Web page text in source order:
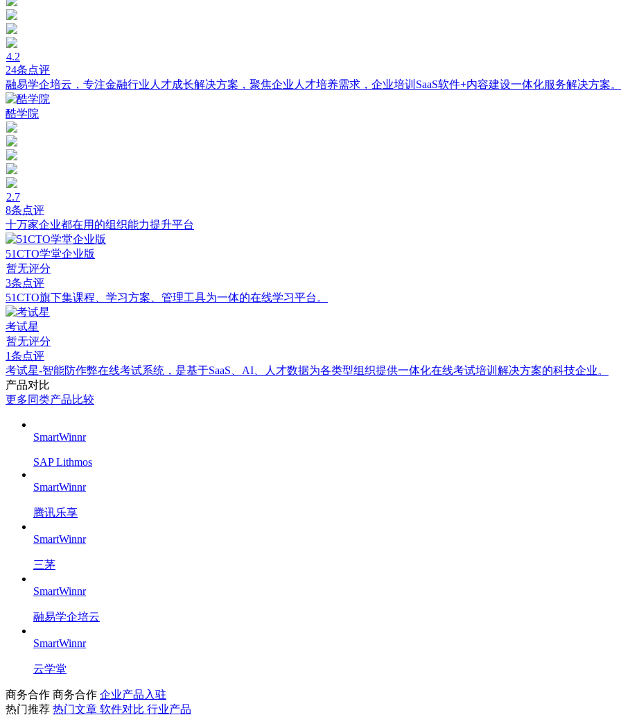
4.2
24条点评
融易学企培云，专注金融行业人才成长解决方案，聚焦企业人才培养需求，企业培训SaaS软件+内容建设一体化服务解决方案。
酷学院
2.7
8条点评
十万家企业都在用的组织能力提升平台
51CTO学堂企业版
暂无评分
3条点评
51CTO旗下集课程、学习方案、管理工具为一体的在线学习平台。
考试星
暂无评分
1条点评
考试星-智能防作弊在线考试系统，是基于SaaS、AI、人才数据为各类型组织提供一体化在线考试培训解决方案的科技企业。
产品对比
更多同类产品比较
SmartWinnr
SAP Lithmos
SmartWinnr
腾讯乐享
SmartWinnr
三茅
SmartWinnr
融易学企培云
SmartWinnr
云学堂
商务合作 商务合作 企业产品入驻
热门推荐 热门文章 软件对比 行业产品